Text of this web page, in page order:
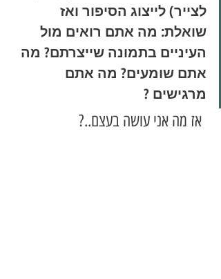
לצייר) לייצוג הסיפור ואז
שואלת: מה אתם רואים מול
העיניים בתמונה שייצרתם? מה
אתם שומעים? מה אתם
מרגישים ?